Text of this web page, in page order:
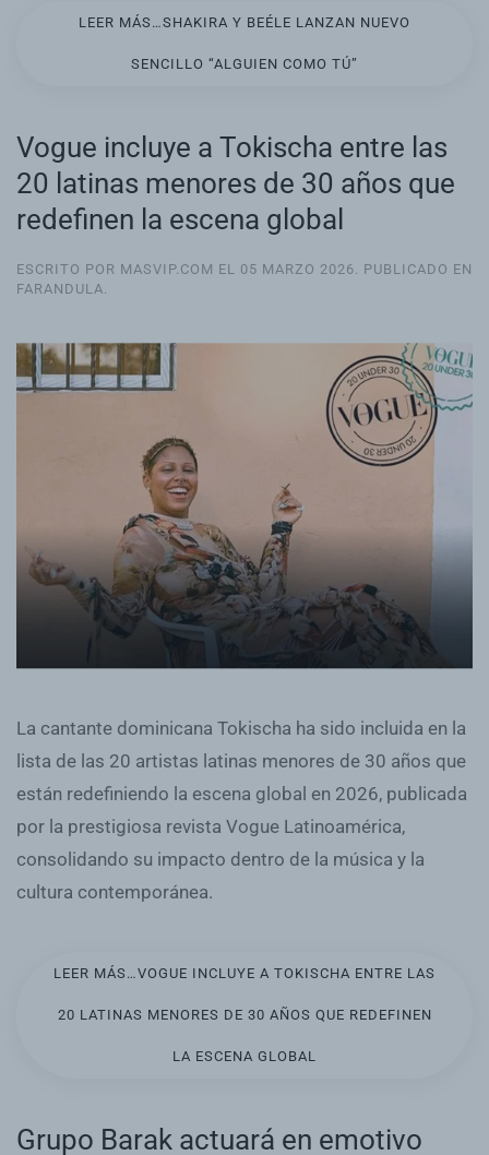
LEER MÁS…SHAKIRA Y BEÉLE LANZAN NUEVO
SENCILLO “ALGUIEN COMO TÚ”
Vogue incluye a Tokischa entre las
20 latinas menores de 30 años que
redefinen la escena global
ESCRITO POR MASVIP.COM EL 05 MARZO 2026. PUBLICADO EN
FARANDULA.
La cantante dominicana Tokischa ha sido incluida en la
lista de las 20 artistas latinas menores de 30 años que
están redefiniendo la escena global en 2026, publicada
por la prestigiosa revista Vogue Latinoamérica,
consolidando su impacto dentro de la música y la
cultura contemporánea.
LEER MÁS…VOGUE INCLUYE A TOKISCHA ENTRE LAS
20 LATINAS MENORES DE 30 AÑOS QUE REDEFINEN
LA ESCENA GLOBAL
Grupo Barak actuará en emotivo